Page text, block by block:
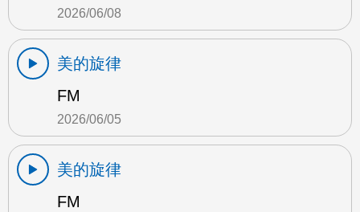
2026/06/08
美的旋律
FM
2026/06/05
美的旋律
FM